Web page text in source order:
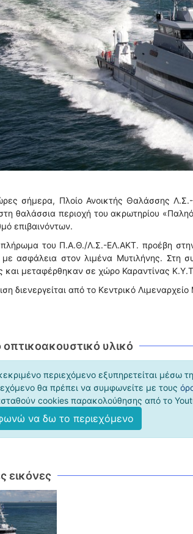
σήμερα, Πλοίο Ανοικτής Θαλάσσης
θαλάσσια περιοχή του ακρωτηρίου
επιβαινόντων.
του Π.Α.Θ./Λ.Σ.-ΕΛ.ΑΚΤ. προέβη
ασφάλεια στον λιμένα Μυτιλήνης. Στη
και μεταφέρθηκαν σε χώρο Καραντίνας
διενεργείται από το Κεντρικό Λιμεναρχείο
οπτικοακουστικό υλικό
περιεχόμενο εξυπηρετείται μέσω
θα πρέπει να συμφωνείτε με τους
cookies παρακολούθησης από το
να δω το περιεχόμενο
εικόνες